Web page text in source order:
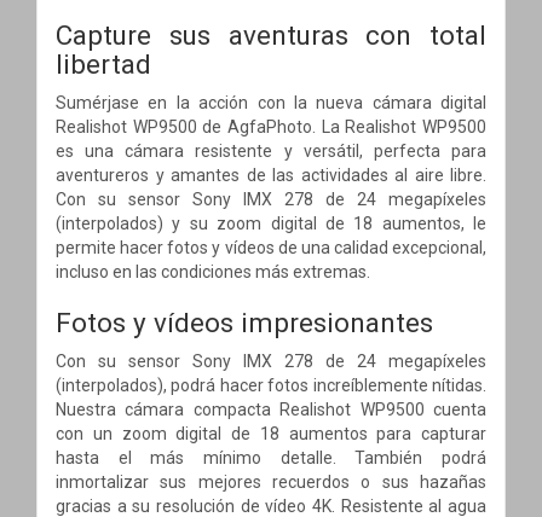
Capture sus aventuras con total
libertad
Sumérjase en la acción con la nueva cámara digital
Realishot WP9500 de AgfaPhoto. La Realishot WP9500
es una cámara resistente y versátil, perfecta para
aventureros y amantes de las actividades al aire libre.
Con su sensor Sony IMX 278 de 24 megapíxeles
(interpolados) y su zoom digital de 18 aumentos, le
permite hacer fotos y vídeos de una calidad excepcional,
incluso en las condiciones más extremas.
Fotos y vídeos impresionantes
Con su sensor Sony IMX 278 de 24 megapíxeles
(interpolados), podrá hacer fotos increíblemente nítidas.
Nuestra cámara compacta Realishot WP9500 cuenta
con un zoom digital de 18 aumentos para capturar
hasta el más mínimo detalle. También podrá
inmortalizar sus mejores recuerdos o sus hazañas
gracias a su resolución de vídeo 4K. Resistente al agua